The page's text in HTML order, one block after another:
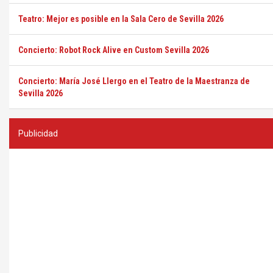
Teatro: Mejor es posible en la Sala Cero de Sevilla 2026
Concierto: Robot Rock Alive en Custom Sevilla 2026
Concierto: María José Llergo en el Teatro de la Maestranza de
Sevilla 2026
Publicidad